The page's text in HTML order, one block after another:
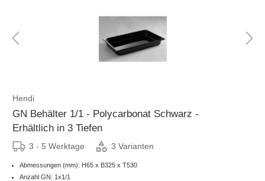
Hendi
GN Behälter 1/1 - Polycarbonat Schwarz -
Erhältlich in 3 Tiefen
3 - 5 Werktage 3 Varianten
Abmessungen (mm): H65 x B325 x T530
Anzahl GN: 1x1/1